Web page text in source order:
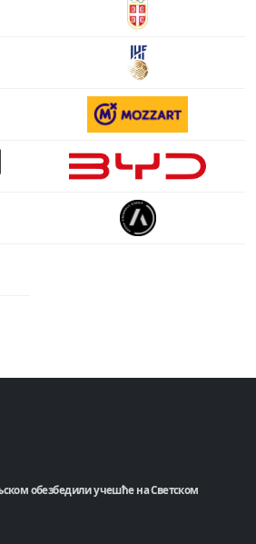
обезбедили учешће на Светском